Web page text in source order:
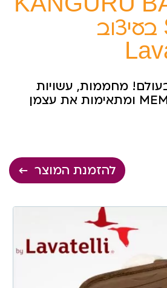
SHERPA בעיצוב
מחממות, עשויות
ויסקו MEMORY FOAM ומתאימות את עצמן
להזמנת המוצר